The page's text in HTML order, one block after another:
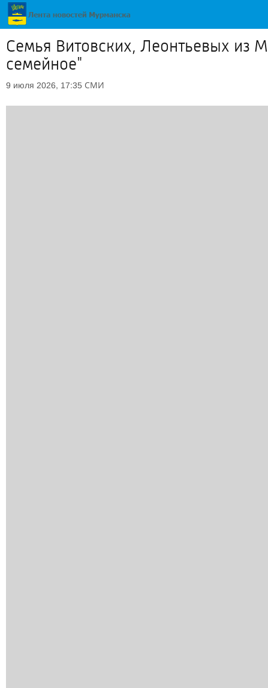
Семья Витовских, Леонтьевых из
семейное"
9 июля 2026, 17:35 СМИ